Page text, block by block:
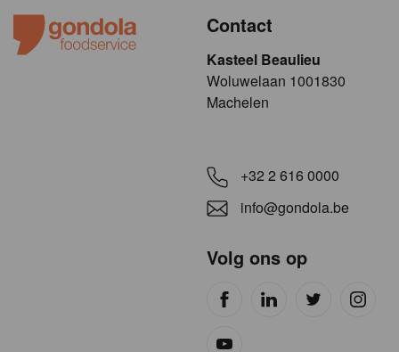
Contact
Kasteel Beaulieu
​​​Woluwelaan 1001830
Machelen
+32 2 616 0000
info@gondola.be
Volg ons op